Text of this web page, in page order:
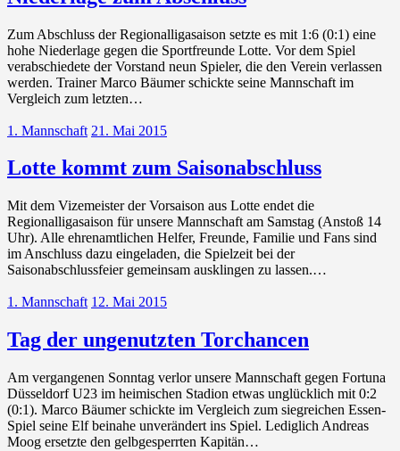
Zum Abschluss der Regionalligasaison setzte es mit 1:6 (0:1) eine
hohe Niederlage gegen die Sportfreunde Lotte. Vor dem Spiel
verabschiedete der Vorstand neun Spieler, die den Verein verlassen
werden. Trainer Marco Bäumer schickte seine Mannschaft im
Vergleich zum letzten…
1. Mannschaft 21. Mai 2015
Lotte kommt zum Saisonabschluss
Mit dem Vizemeister der Vorsaison aus Lotte endet die
Regionalligasaison für unsere Mannschaft am Samstag (Anstoß 14
Uhr). Alle ehrenamtlichen Helfer, Freunde, Familie und Fans sind
im Anschluss dazu eingeladen, die Spielzeit bei der
Saisonabschlussfeier gemeinsam ausklingen zu lassen.…
1. Mannschaft 12. Mai 2015
Tag der ungenutzten Torchancen
Am vergangenen Sonntag verlor unsere Mannschaft gegen Fortuna
Düsseldorf U23 im heimischen Stadion etwas unglücklich mit 0:2
(0:1). Marco Bäumer schickte im Vergleich zum siegreichen Essen-
Spiel seine Elf beinahe unverändert ins Spiel. Lediglich Andreas
Moog ersetzte den gelbgesperrten Kapitän…